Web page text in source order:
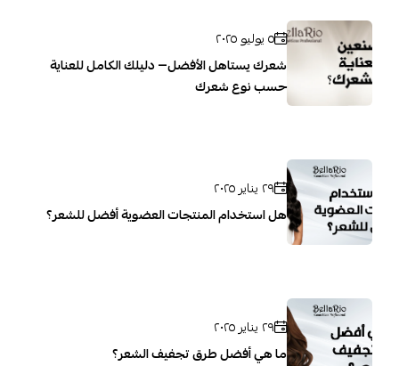
٥ يوليو ٢٠٢٥
شعرك يستاهل الأفضل— دليلك الكامل للعناية
حسب نوع شعرك
٢٩ يناير ٢٠٢٥
هل استخدام المنتجات العضوية أفضل للشعر؟
٢٩ يناير ٢٠٢٥
ما هي أفضل طرق تجفيف الشعر؟